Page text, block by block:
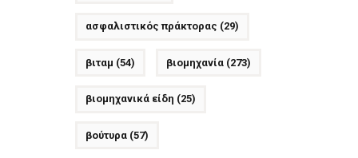
ασφαλιστικός πράκτορας (29)
βιταμ (54) βιομηχανία(273)
βιομηχανικά είδη (25)
βούτυρα(57)